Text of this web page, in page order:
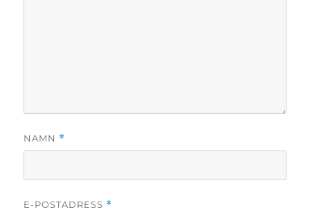
NAMN *
E-POSTADRESS *